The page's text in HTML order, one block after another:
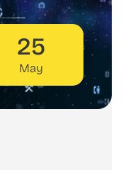
25
May